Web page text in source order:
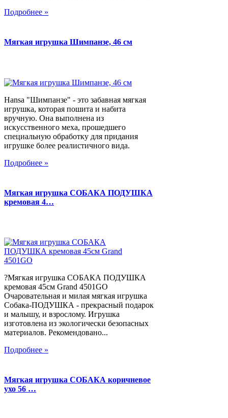
Подробнее »
Мягкая игрушка Шимпанзе, 46 см
Hansa "Шимпанзе" - это забавная мягкая
игрушка, которая пошита и набита
вручную. Она выполнена из
искусственного меха, прошедшего
специальную обработку для придания
игрушке более реалистичного вида.
Подробнее »
Мягкая игрушка СОБАКА ПОДУШКА
кремовая 4…
?Мягкая игрушка СОБАКА ПОДУШКА
кремовая 45см Grand 4501GO
Очаровательная и милая мягкая игрушка
Собака-ПОДУШКА - прекрасный подарок
и малышу, и взрослому. Игрушка
изготовлена из экологически безопасных
материалов. Рекомендовано...
Подробнее »
Мягкая игрушка СОБАКА коричневое
ухо 56 …